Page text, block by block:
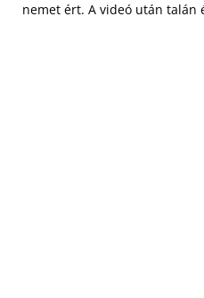
nemet ért. A videó után talán